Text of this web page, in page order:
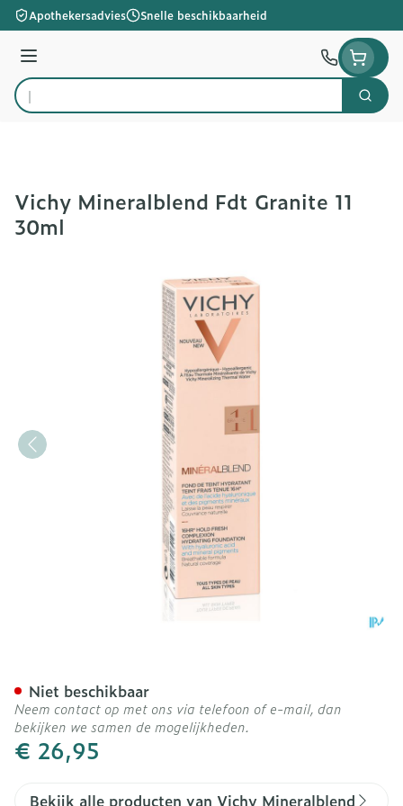
Ga naar de inhoud
Apothekersadvies Snelle beschikbaarheid
Menu
Product, merk, categorie...
Zoek
Vichy Mineralblend Fdt Granite 11
30ml
€ 26,95
Niet beschikbaar
Neem contact op met ons via telefoon of e-mail, dan
bekijken we samen de mogelijkheden.
Bekijk alle producten van Vichy Mineralblend